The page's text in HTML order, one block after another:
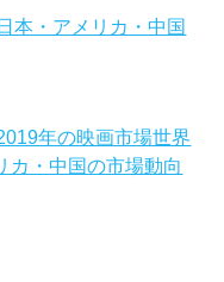
本・アメリカ・中国
年の映画市場世界
カ・中国の市場動向